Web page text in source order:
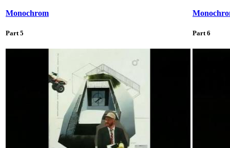
Monochrom
Part 5 Part 6